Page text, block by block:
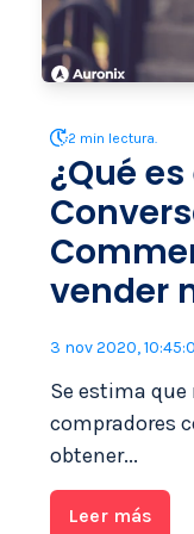
2 min lectura.
¿Qué es
vender
3 nov 2020,
Se estima que
compradores
obtener...
Leer más